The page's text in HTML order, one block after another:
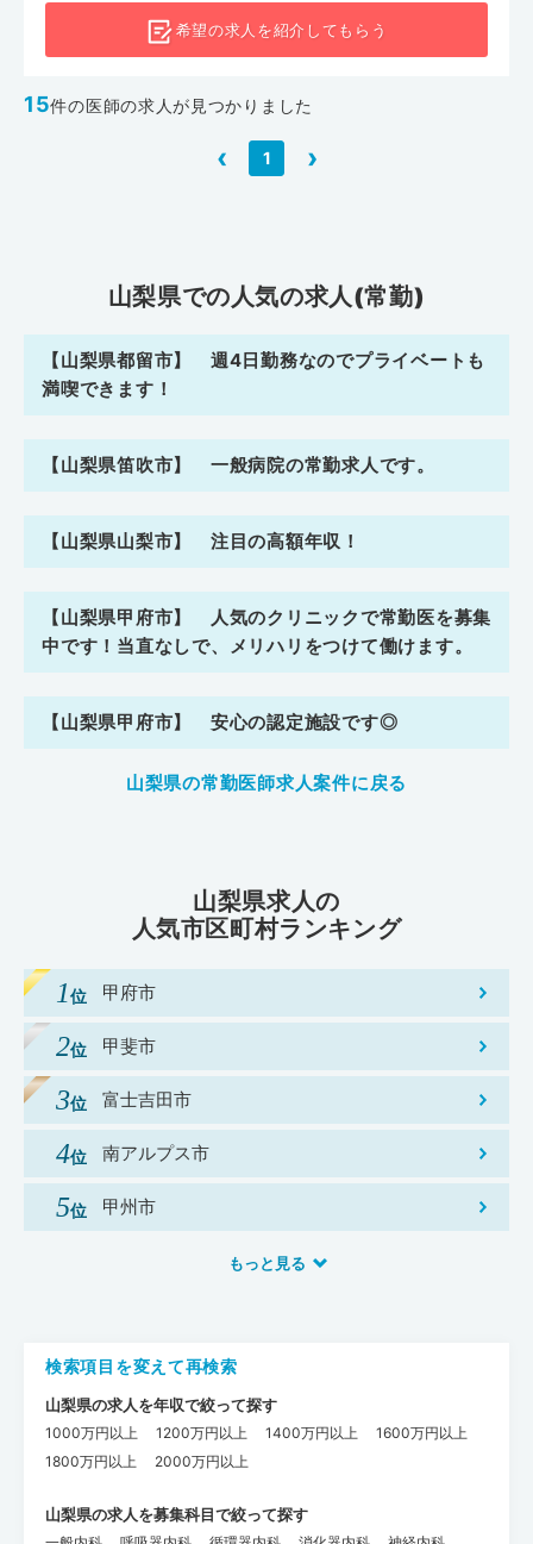
希望の求人を紹介してもらう
15件の医師の求人が見つかりました
‹ 1 ›
山梨県での人気の求人(常勤)
【山梨県都留市】 週4日勤務なのでプライベートも
満喫できます！
【山梨県笛吹市】 一般病院の常勤求人です。
【山梨県山梨市】 注目の高額年収！
【山梨県甲府市】 人気のクリニックで常勤医を募集
中です！当直なしで、メリハリをつけて働けます。
【山梨県甲府市】 安心の認定施設です◎
山梨県の常勤医師求人案件に戻る
山梨県求人の
人気市区町村ランキング
甲府市
甲斐市
富士吉田市
南アルプス市
甲州市
もっと見る
検索項目を変えて再検索
山梨県の求人を年収で絞って探す
1000万円以上 1200万円以上 1400万円以上
1600万円以上
1800万円以上
2000万円以上
山梨県の求人を募集科目で絞って探す